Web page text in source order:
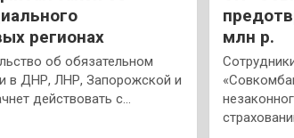
регионах
об обязательном
в ДНР, ЛНР, Запорожской и
действовать с…
млн р.